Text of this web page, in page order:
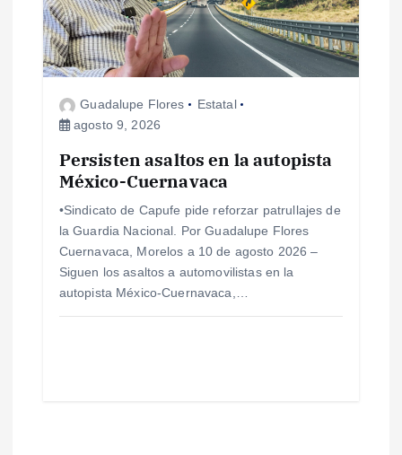
Guadalupe Flores
Estatal
agosto 9, 2026
Persisten asaltos en la autopista
México-Cuernavaca
•Sindicato de Capufe pide reforzar patrullajes de
la Guardia Nacional. Por Guadalupe Flores
Cuernavaca, Morelos a 10 de agosto 2026 –
Siguen los asaltos a automovilistas en la
autopista México-Cuernavaca,…